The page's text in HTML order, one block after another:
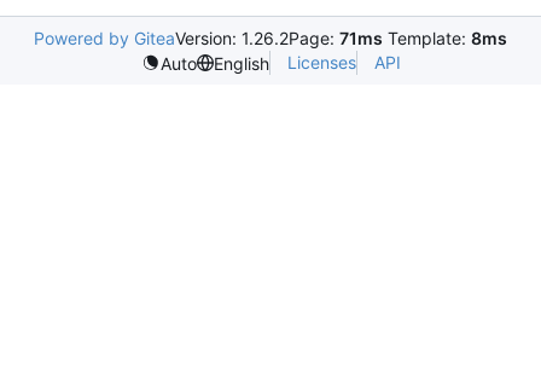
Powered by GiteaVersion: 1.26.2Page: 71ms Template: 8ms
Auto
English Licenses API